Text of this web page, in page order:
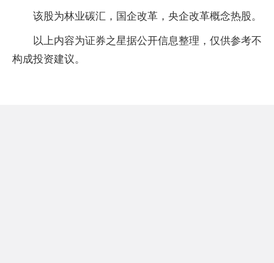
该股为林业碳汇，国企改革，央企改革概念热股。
以上内容为证券之星据公开信息整理，仅供参考不
构成投资建议。